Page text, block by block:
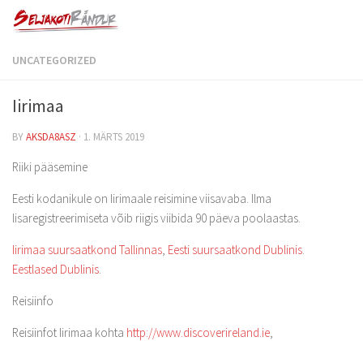
UNCATEGORIZED
Iirimaa
BYAKSDA8ASZ · 1. MÄRTS 2019
Riiki pääsemine
Eesti kodanikule on Iirimaale reisimine viisavaba. Ilma
lisaregistreerimiseta võib riigis viibida 90 päeva poolaastas.
Iirimaa suursaatkond Tallinnas, Eesti suursaatkond Dublinis.
Eestlased Dublinis.
Reisiinfo
Reisiinfot Iirimaa kohta http://www.discoverireland.ie,